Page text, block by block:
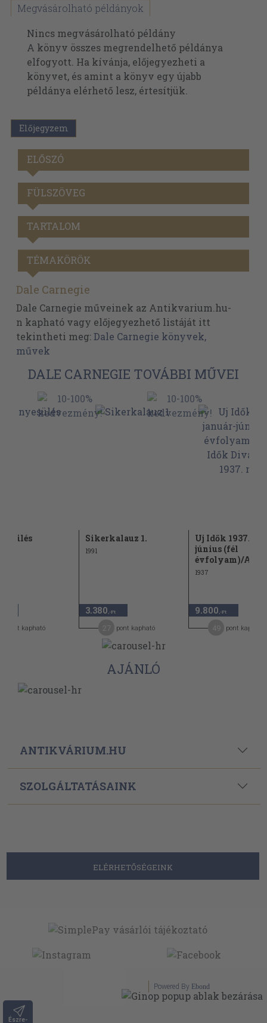
Észre-
Megvásárolható példányok
Nincs megvásárolható példány
A könyv összes megrendelhető példánya
elfogyott. Ha kívánja, előjegyezheti a
könyvet, és amint a könyv egy újabb
példánya elérhető lesz, értesítjük.
Előjegyzem
ELŐSZÓ
FÜLSZÖVEG
TARTALOM
TÉMAKÖRÖK
Dale Carnegie
Dale Carnegie műveinek az Antikvarium.hu-
n kapható vagy előjegyezhető listáját itt
tekintheti meg:Dale Carnegie könyvek,
művek
DALE CARNEGIE TOVÁBBI MŰVEI
pont kapható
Sikerkalauz 1.
1991
3.380 ,-Ft
pont kapható
Uj Idők 1937.
június (fél
évfolyam)/Az...
1937
9.800 ,-Ft
pont kapható
AJÁNLÓ
ANTIKVÁRIUM.HU
SZOLGÁLTATÁSAINK
ELÉRHETŐSÉGEINK
Powered By Ebond